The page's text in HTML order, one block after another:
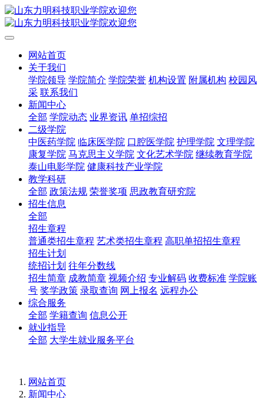
网站首页
关于我们
学院领导 学院简介 学院荣誉 机构设置 附属机构 校园风
采 联系我们
新闻中心
全部 学院动态 业界资讯 单招综招
二级学院
中医药学院 临床医学院 口腔医学院 护理学院 文理学院
康复学院 马克思主义学院 文化艺术学院 继续教育学院
泰山电影学院 健康科技产业学院
教学科研
全部 政策法规 荣誉奖项 思政教育研究院
招生信息
全部
招生章程
普通类招生章程 艺术类招生章程 高职单招招生章程
招生计划
统招计划 往年分数线
招生简章 成教简章 视频介绍 专业解码 收费标准 学院账
号 奖学政策 录取查询 网上报名 远程办公
综合服务
全部 学籍查询 信息公开
就业指导
全部 大学生就业服务平台
网站首页
新闻中心